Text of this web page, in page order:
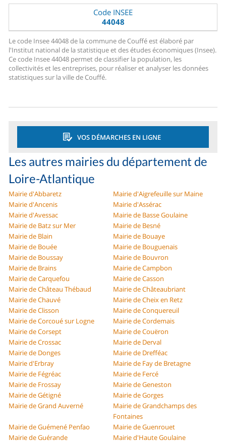
Code INSEE
44048
Le code Insee 44048 de la commune de Couffé est élaboré par
l'Institut national de la statistique et des études économiques (Insee).
Ce code Insee 44048 permet de classifier la population, les
collectivités et les entreprises, pour réaliser et analyser les données
statistiques sur la ville de Couffé.
VOS DÉMARCHES EN LIGNE
Les autres mairies du département de
Loire-Atlantique
Mairie d'Abbaretz
Mairie d'Aigrefeuille sur Maine
Mairie d'Ancenis
Mairie d'Assérac
Mairie d'Avessac
Mairie de Basse Goulaine
Mairie de Batz sur Mer
Mairie de Besné
Mairie de Blain
Mairie de Bouaye
Mairie de Bouée
Mairie de Bouguenais
Mairie de Boussay
Mairie de Bouvron
Mairie de Brains
Mairie de Campbon
Mairie de Carquefou
Mairie de Casson
Mairie de Château Thébaud
Mairie de Châteaubriant
Mairie de Chauvé
Mairie de Cheix en Retz
Mairie de Clisson
Mairie de Conquereuil
Mairie de Corcoué sur Logne
Mairie de Cordemais
Mairie de Corsept
Mairie de Couëron
Mairie de Crossac
Mairie de Derval
Mairie de Donges
Mairie de Drefféac
Mairie d'Erbray
Mairie de Fay de Bretagne
Mairie de Fégréac
Mairie de Fercé
Mairie de Frossay
Mairie de Geneston
Mairie de Gétigné
Mairie de Gorges
Mairie de Grand Auverné
Mairie de Grandchamps des
Fontaines
Mairie de Guémené Penfao
Mairie de Guenrouet
Mairie de Guérande
Mairie d'Haute Goulaine